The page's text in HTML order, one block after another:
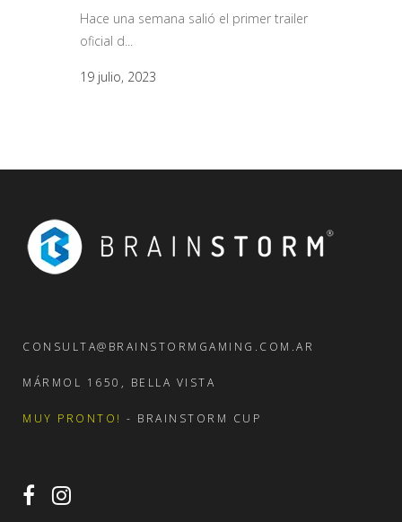
Hace una semana salió el primer trailer
oficial d...
19 julio, 2023
CONSULTA@BRAINSTORMGAMING.COM.AR
MÁRMOL 1650, BELLA VISTA
MUY PRONTO! - BRAINSTORM CUP